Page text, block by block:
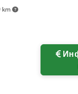
km